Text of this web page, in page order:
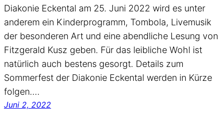
Diakonie Eckental am 25. Juni 2022 wird es unter
anderem ein Kinderprogramm, Tombola, Livemusik
der besonderen Art und eine abendliche Lesung von
Fitzgerald Kusz geben. Für das leibliche Wohl ist
natürlich auch bestens gesorgt. Details zum
Sommerfest der Diakonie Eckental werden in Kürze
folgen.…
Juni 2, 2022